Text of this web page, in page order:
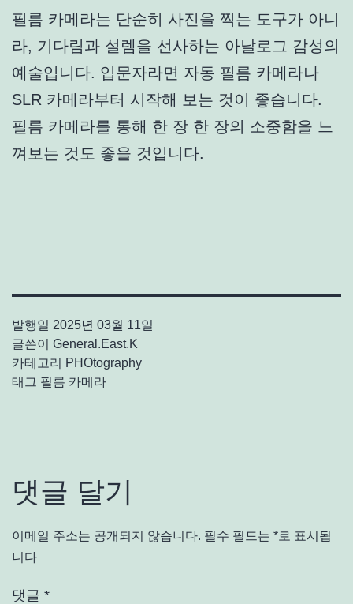
필름 카메라는 단순히 사진을 찍는 도구가 아니
라, 기다림과 설렘을 선사하는 아날로그 감성의
예술입니다. 입문자라면 자동 필름 카메라나
SLR 카메라부터 시작해 보는 것이 좋습니다.
필름 카메라를 통해 한 장 한 장의 소중함을 느
껴보는 것도 좋을 것입니다.
발행일 2025년 03월 11일
글쓴이 General.East.K
카테고리
PHOtography
태그 필름 카메라
댓글 달기
이메일 주소는 공개되지 않습니다. 필수 필드는 *로 표시됩
니다
댓글 *